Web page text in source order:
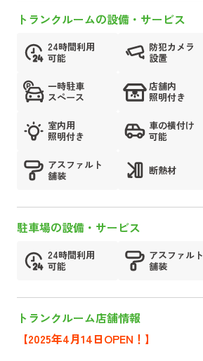
トランクルームの設備・サービス
24時間利用
可能
防犯カメラ
設置
一時駐車
スペース
店舗内
照明付き
室内用
照明付き
車の横付け
可能
アスファルト
舗装
断熱材
駐車場の設備・サービス
24時間利用
可能
アスファルト
舗装
トランクルーム店舗情報
【2025年4月14日OPEN！】